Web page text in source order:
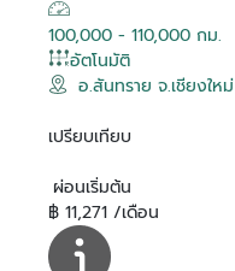
100,000 - 110,000 กม.
อัตโนมัติ
อ.สันทราย จ.เชียงใหม่
เปรียบเทียบ
ผ่อนเริ่มต้น
฿ 11,271 /เดือน